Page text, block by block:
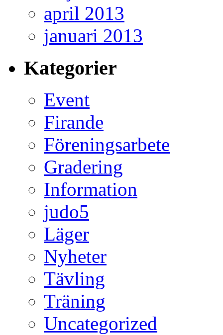
april 2013
januari 2013
Kategorier
Event
Firande
Föreningsarbete
Gradering
Information
judo5
Läger
Nyheter
Tävling
Träning
Uncategorized